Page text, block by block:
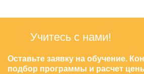
Учитесь с нами!
Оставьте заявку на обучение.
подбор программы и расчет